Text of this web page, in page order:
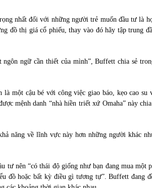
nhất đối với những người trẻ muốn đầu tư là
đồ thị giá cổ phiếu, thay vào đó hãy tập trung
ngữ cần thiết của mình”, Buffett chia sẻ
một cậu bé với công việc giao báo, kẹo cao su
mệnh danh “nhà hiền triết xứ Omaha” này
năng về lĩnh vực này hơn những người khác
tư nên “có thái độ giống như bạn đang mua một
đồ hoặc bất kỳ điều gì tương tự”. Buffett đang